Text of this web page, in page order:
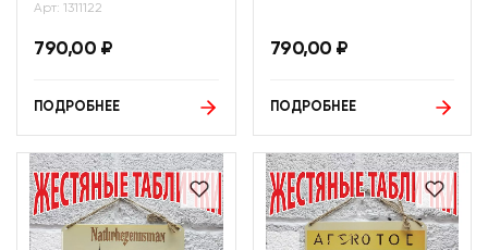
Арт: 1311122
790,00 ₽
ПОДРОБНЕЕ
790,00 ₽
ПОДРОБНЕЕ